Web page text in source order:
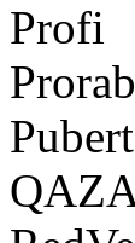
Profi
Pubert